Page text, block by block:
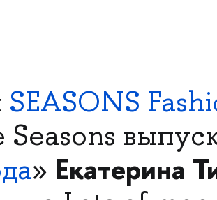
SEASONS
Seasons
» Екатерина